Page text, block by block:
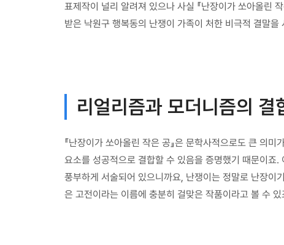
표제작이 널리 알려져 있으나 사실 『난장이가 쏘아올린
받은 낙원구 행복동의 난쟁이 가족이 처한 비극적 결말
리얼리즘과 모더니즘의 결
『난장이가 쏘아올린 작은 공』은 문학사적으로도 큰 의
요소를 성공적으로 결합할 수 있음을 증명했기 때문이죠
풍부하게 서술되어 있으니까요, 난쟁이는 정말로 난장이
은 고전이라는 이름에 충분히 걸맞은 작품이라고 볼 수 있